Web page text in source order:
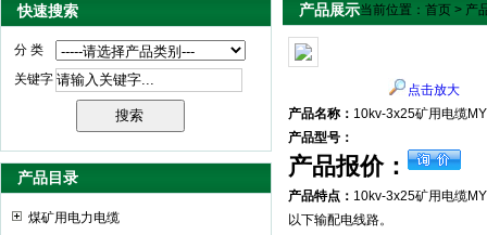
天津市电缆总厂橡塑电缆厂（天缆小猫集团）
快速搜索
分 类
关键字
产品目录
煤矿用电力电缆
产品展示当前位置： 首页 > 产
点击放大
产品名称： 10kv-3x25矿用电缆
产品型号：
产品报价：
产品特点： 10kv-3x25矿用电缆
以下输配电线路。